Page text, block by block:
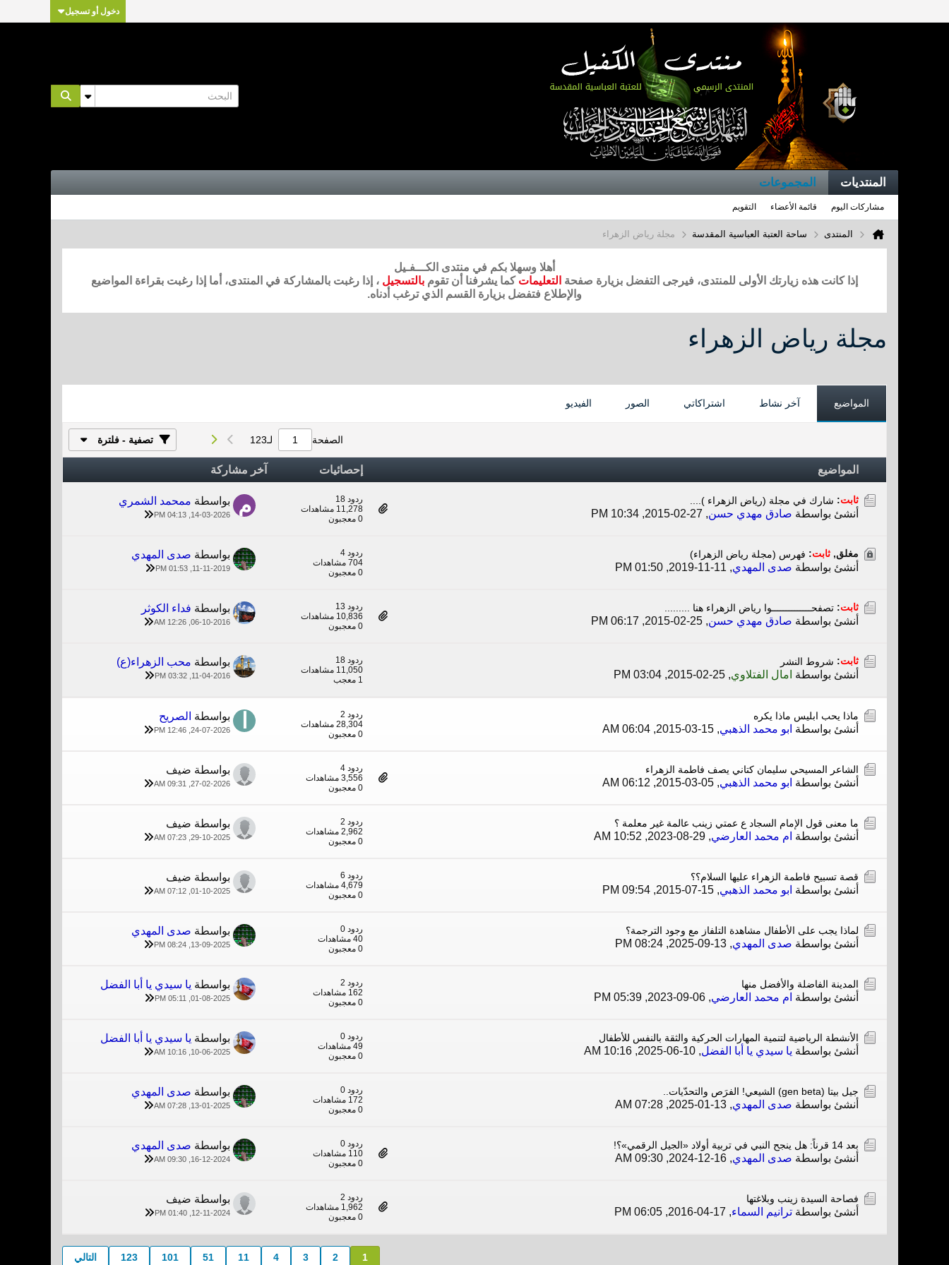
دخول أو تسجيل
المنتديات المجموعات
مشاركات اليوم قائمة الأعضاء التقويم
المنتدى ساحة العتبة العباسية المقدسة مجلة رياض الزهراء
أهلا وسهلا بكم في منتدى الكـــفـيل
إذا كانت هذه زيارتك الأولى للمنتدى، فيرجى التفضل بزيارة صفحة التعليمات كما يشرفنا أن تقوم بالتسجيل ، إذا رغبت بالمشاركة في المنتدى، أما إذا رغبت بقراءة المواضيع
والإطلاع فتفضل بزيارة القسم الذي ترغب أدناه.
مجلة رياض الزهراء
المواضيع آخر نشاط اشتراكاتي الصور الفيديو
الصفحة لـ123 تصفية - فلترة
المواضيع إحصائيات آخر مشاركة
ثابت: شارك في مجلة (رياض الزهراء )....
أنشئ بواسطة صادق مهدي حسن,
27-02-2015, 10:34 PM
ردود 18
11,278 مشاهدات
0 معجبون
بواسطة ممحمد الشمري
14-03-2026, 04:13 PM
مغلق, ثابت: فهرس (مجلة رياض الزهراء)
أنشئ بواسطة صدى المهدي,
11-11-2019, 01:50 PM
ردود 4
704 مشاهدات
0 معجبون
بواسطة صدى المهدي
11-11-2019, 01:53 PM
ثابت: تصفحــــــــــــــوا رياض الزهراء هنا .........
أنشئ بواسطة صادق مهدي حسن,
25-02-2015, 06:17 PM
ردود 13
10,836 مشاهدات
0 معجبون
بواسطة فداء الكوثر
06-10-2016, 12:26 AM
ثابت: شروط النشر
أنشئ بواسطة امال الفتلاوي,
25-02-2015, 03:04 PM
ردود 18
11,050 مشاهدات
1 معجب
بواسطة محب الزهراء(ع)
11-04-2016, 03:32 PM
ماذا يحب ابليس ماذا يكره
أنشئ بواسطة ابو محمد الذهبي,
15-03-2015, 06:04 AM
ردود 2
28,304 مشاهدات
0 معجبون
بواسطة الصريح
24-07-2026, 12:46 PM
الشاعر المسيحي سليمان كتاني يصف فاطمة الزهراء
أنشئ بواسطة ابو محمد الذهبي,
05-03-2015, 06:12 AM
ردود 4
3,556 مشاهدات
0 معجبون
بواسطة ضيف
27-02-2026, 09:31 AM
ما معنى قول الإمام السجاد ع عمتي زينب عالمة غير معلمة ؟
أنشئ بواسطة ام محمد العارضي,
29-08-2023, 10:52 AM
ردود 2
2,962 مشاهدات
0 معجبون
بواسطة ضيف
29-10-2025, 07:23 AM
قصة تسبيح فاطمة الزهراء عليها السلام؟؟
أنشئ بواسطة ابو محمد الذهبي,
15-07-2015, 09:54 PM
ردود 6
4,679 مشاهدات
0 معجبون
بواسطة ضيف
01-10-2025, 07:12 AM
لماذا يجب على الأطفال مشاهدة التلفاز مع وجود الترجمة؟
أنشئ بواسطة صدى المهدي,
13-09-2025, 08:24 PM
ردود 0
40 مشاهدات
0 معجبون
بواسطة صدى المهدي
13-09-2025, 08:24 PM
المدينة الفاضلة والأفضل منها
أنشئ بواسطة ام محمد العارضي,
06-09-2023, 05:39 PM
ردود 2
162 مشاهدات
0 معجبون
بواسطة يا سيدي يا أبا الفضل
01-08-2025, 05:11 PM
الأنشطة الرياضية لتنمية المهارات الحركية والثقة بالنفس للأطفال
أنشئ بواسطة يا سيدي يا أبا الفضل,
10-06-2025, 10:16 AM
ردود 0
49 مشاهدات
0 معجبون
بواسطة يا سيدي يا أبا الفضل
10-06-2025, 10:16 AM
جيل بيتا (gen beta) الشيعي! الفرَص والتحدّيات..
أنشئ بواسطة صدى المهدي,
13-01-2025, 07:28 AM
ردود 0
172 مشاهدات
0 معجبون
بواسطة صدى المهدي
13-01-2025, 07:28 AM
بعد 14 قرناً: هل ينجح النبي في تربية أولاد «الجيل الرقمي»؟!
أنشئ بواسطة صدى المهدي,
16-12-2024, 09:30 AM
ردود 0
110 مشاهدات
0 معجبون
بواسطة صدى المهدي
16-12-2024, 09:30 AM
فصاحة السيدة زينب وبلاغتها
أنشئ بواسطة ترانيم السماء,
17-04-2016, 06:05 PM
ردود 2
1,962 مشاهدات
0 معجبون
بواسطة ضيف
12-11-2024, 01:40 PM
1
2
3
4
11
51
101
123 التالي